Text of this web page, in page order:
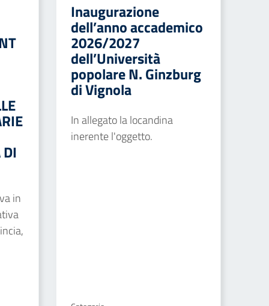
in
Inaugurazione
dell’anno accademico
2026/2027
dell’Università
popolare N. Ginzburg
di Vignola
In allegato la locandina
inerente l'oggetto.